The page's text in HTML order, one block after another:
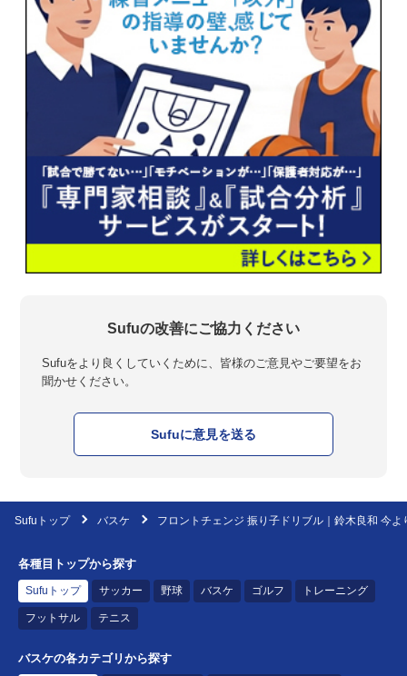
Sufuの改善にご協力ください
Sufuをより良くしていくために、皆様のご意見やご要望をお
聞かせください。
Sufuに意見を送る
Sufuトップ バスケ フロントチェンジ 振り子ドリブル｜鈴木良和 今よ
各種目トップから探す
Sufuトップ サッカー 野球 バスケ ゴルフ トレーニング
フットサル テニス
バスケの各カテゴリから探す